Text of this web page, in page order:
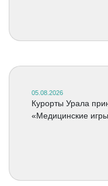
05.08.2026
Курорты Урала
«Медицинские